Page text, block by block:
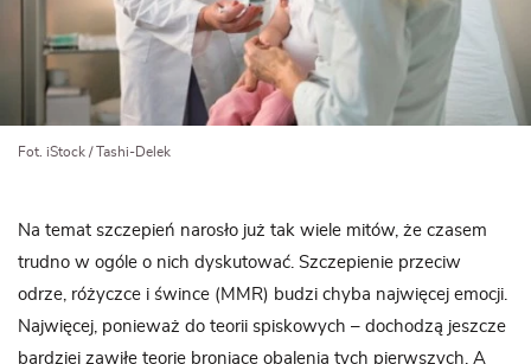
Fot. iStock / Tashi-Delek
Na temat szczepień narosło już tak wiele mitów, że czasem
trudno w ogóle o nich dyskutować. Szczepienie przeciw
odrze, różyczce i śwince (MMR) budzi chyba najwięcej emocji.
Najwięcej, ponieważ do teorii spiskowych – dochodzą jeszcze
bardziej zawiłe teorie broniące obalenia tych pierwszych. A